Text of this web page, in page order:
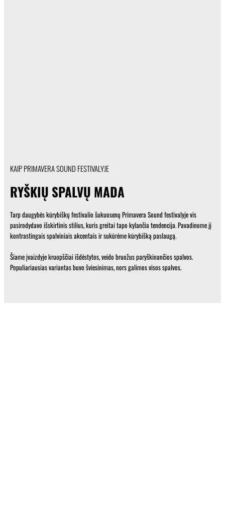
KAIP PRIMAVERA SOUND FESTIVALYJE
RYŠKIŲ SPALVŲ MADA
Tarp daugybės kūrybiškų festivalio šukuosenų Primavera Sound festivalyje vis
pasirodydavo išskirtinis stilius, kuris greitai tapo kylančia tendencija. Pavadinome jį
kontrastingais spalviniais akcentais ir sukūrėme kūrybišką paslaugą.
Šiame įvaizdyje kruopščiai išdėstytos, veido bruožus paryškinančios spalvos.
Populiariausias variantas buvo šviesinimas, nors galimos visos spalvos.